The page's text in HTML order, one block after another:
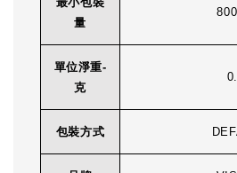
量
單位淨重-
克
包裝方式